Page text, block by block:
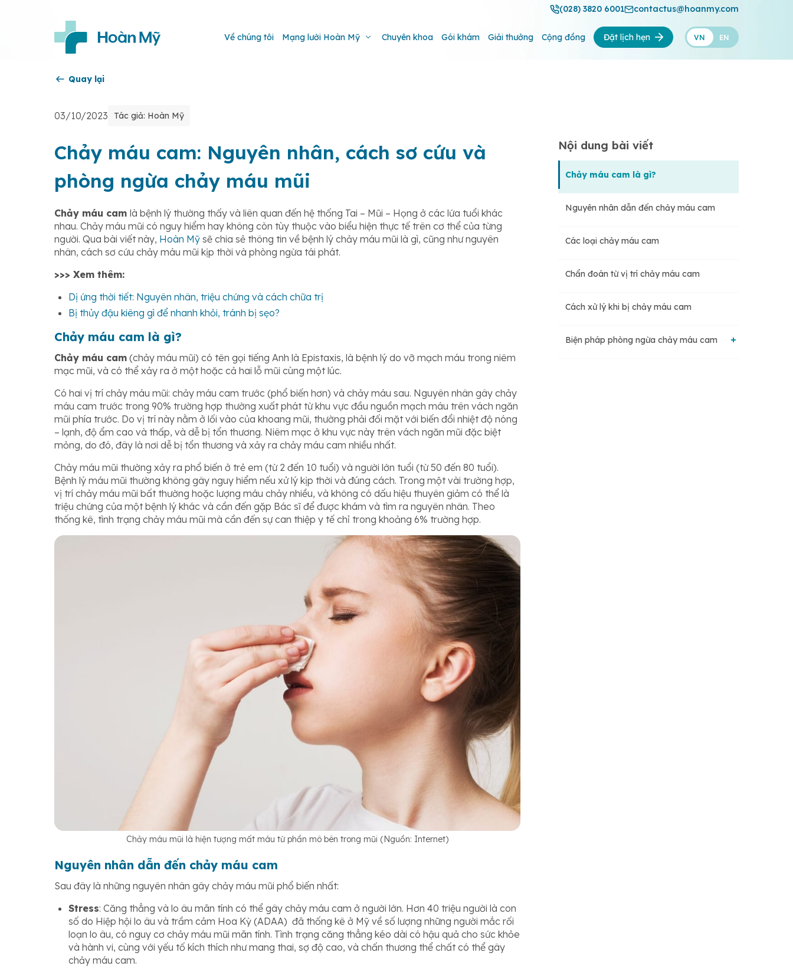
(028) 3820 6001 contactus@hoanmy.com
Về chúng tôi Mạng lưới Hoàn Mỹ Chuyên khoa Gói khám Giải thưởng Cộng đồng Đặt lịch hẹn VN EN
Quay lại
03/10/2023 Tác giả: Hoàn Mỹ
Chảy máu cam: Nguyên nhân, cách sơ cứu và
phòng ngừa chảy máu mũi
Chảy máu cam là bệnh lý thường thấy và liên quan đến hệ thống Tai – Mũi – Họng ở các lứa tuổi khác
nhau. Chảy máu mũi có nguy hiểm hay không còn tùy thuộc vào biểu hiện thực tế trên cơ thể của từng
người. Qua bài viết này, Hoàn Mỹ sẽ chia sẻ thông tin về bệnh lý chảy máu mũi là gì, cũng như nguyên
nhân, cách sơ cứu chảy máu mũi kịp thời và phòng ngừa tái phát.
>>> Xem thêm:
Dị ứng thời tiết: Nguyên nhân, triệu chứng và cách chữa trị
Bị thủy đậu kiêng gì để nhanh khỏi, tránh bị sẹo?
Chảy máu cam là gì?
Chảy máu cam (chảy máu mũi) có tên gọi tiếng Anh là Epistaxis, là bệnh lý do vỡ mạch máu trong niêm
mạc mũi, và có thể xảy ra ở một hoặc cả hai lỗ mũi cùng một lúc.
Có hai vị trí chảy máu mũi: chảy máu cam trước (phổ biến hơn) và chảy máu sau. Nguyên nhân gây chảy
máu cam trước trong 90% trường hợp thường xuất phát từ khu vực đầu nguồn mạch máu trên vách ngăn
mũi phía trước. Do vị trí này nằm ở lối vào của khoang mũi, thường phải đối mặt với biến đổi nhiệt độ nóng
– lạnh, độ ẩm cao và thấp, và dễ bị tổn thương. Niêm mạc ở khu vực này trên vách ngăn mũi đặc biệt
mỏng, do đó, đây là nơi dễ bị tổn thương và xảy ra chảy máu cam nhiều nhất.
Chảy máu mũi thường xảy ra phổ biến ở trẻ em (từ 2 đến 10 tuổi) và người lớn tuổi (từ 50 đến 80 tuổi).
Bệnh lý máu mũi thường không gây nguy hiểm nếu xử lý kịp thời và đúng cách. Trong một vài trường hợp,
vị trí chảy máu mũi bất thường hoặc lượng máu chảy nhiều, và không có dấu hiệu thuyên giảm có thể là
triệu chứng của một bệnh lý khác và cần đến gặp Bác sĩ để được khám và tìm ra nguyên nhân. Theo
thống kê, tình trạng chảy máu mũi mà cần đến sự can thiệp y tế chỉ trong khoảng 6% trường hợp.
Chảy máu mũi là hiện tượng mất máu từ phần mô bên trong mũi (Nguồn: Internet)
Nguyên nhân dẫn đến chảy máu cam
Sau đây là những nguyên nhân gây chảy máu mũi phổ biến nhất:
Stress: Căng thẳng và lo âu mãn tính có thể gây chảy máu cam ở người lớn. Hơn 40 triệu người là con
số do Hiệp hội lo âu và trầm cảm Hoa Kỳ (ADAA) đã thống kê ở Mỹ về số lượng những người mắc rối
loạn lo âu, có nguy cơ chảy máu mũi mãn tính. Tình trạng căng thẳng kéo dài có hậu quả cho sức khỏe
và hành vi, cùng với yếu tố kích thích như mang thai, sợ độ cao, và chấn thương thể chất có thể gây
chảy máu cam.
Nội dung bài viết
Chảy máu cam là gì?
Nguyên nhân dẫn đến chảy máu cam
Các loại chảy máu cam
Chẩn đoán từ vị trí chảy máu cam
Cách xử lý khi bị chảy máu cam
Biện pháp phòng ngừa chảy máu cam